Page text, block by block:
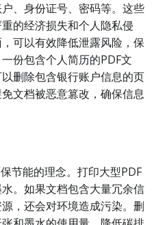
、身份证号、密码等。这些
的经济损失和个人隐私侵
可以有效降低泄露风险，保
份包含个人简历的PDF文
删除包含银行账户信息的页
文档被恶意篡改，确保信息
节能的理念。打印大型PDF
。如果文档包含大量冗余信
，还会对环境造成污染。删